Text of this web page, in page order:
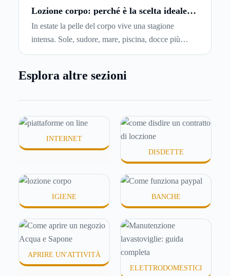
capiremo come inviare la disdetta per un contratto
Lozione corpo: perché è la scelta ideale
In estate la pelle del corpo vive una stagione
intensa. Sole, sudore, mare, piscina, docce più
frequenti e aria condizionata possono renderla
meno confortevole. Eppure, proprio nei mesi caldi,
o difficili da assorbire.
Esplora altre sezioni
INTERNET
DISDETTE
IGIENE BANCHE
APRIRE UN'ATTIVITÀ
ELETTRODOMESTICI